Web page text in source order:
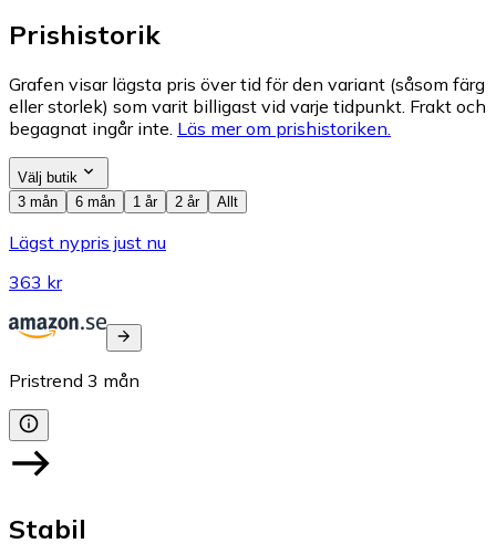
Prishistorik
Grafen visar lägsta pris över tid för den variant (såsom färg
eller storlek) som varit billigast vid varje tidpunkt. Frakt och
begagnat ingår inte. Läs mer om prishistoriken.
Välj butik
3 mån
6 mån 1 år 2 år Allt
Lägst nypris just nu
363 kr
Pristrend 3 mån
Stabil